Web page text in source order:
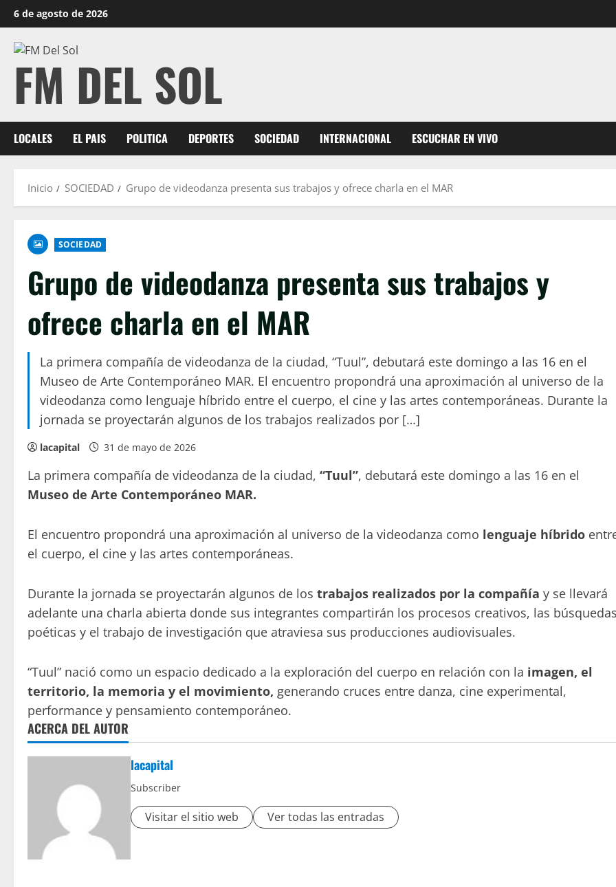
6 de agosto de 2026
FM DEL SOL
LOCALES EL PAIS POLITICA DEPORTES SOCIEDAD INTERNACIONAL ESCUCHAR EN VIVO
Inicio SOCIEDAD Grupo de videodanza presenta sus trabajos y ofrece charla en el MAR
SOCIEDAD
Grupo de videodanza presenta sus trabajos y
ofrece charla en el MAR
La primera compañía de videodanza de la ciudad, “Tuul”, debutará este domingo a las 16 en el
Museo de Arte Contemporáneo MAR. El encuentro propondrá una aproximación al universo de la
videodanza como lenguaje híbrido entre el cuerpo, el cine y las artes contemporáneas. Durante la
jornada se proyectarán algunos de los trabajos realizados por […]
lacapital 31 de mayo de 2026
La primera compañía de videodanza de la ciudad, “Tuul”, debutará este domingo a las 16 en el
Museo de Arte Contemporáneo MAR.
El encuentro propondrá una aproximación al universo de la videodanza como lenguaje híbrido
el cuerpo, el cine y las artes contemporáneas.
Durante la jornada se proyectarán algunos de los trabajos realizados por la compañía y se llevará
adelante una charla abierta donde sus integrantes compartirán los procesos creativos, las
poéticas y el trabajo de investigación que atraviesa sus producciones audiovisuales.
“Tuul” nació como un espacio dedicado a la exploración del cuerpo en relación con la imagen, el
territorio, la memoria y el movimiento, generando cruces entre danza, cine experimental,
performance y pensamiento contemporáneo.
ACERCA DEL AUTOR
lacapital
Subscriber
Visitar el sitio web Ver todas las entradas